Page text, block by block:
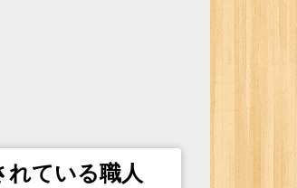
れている職人